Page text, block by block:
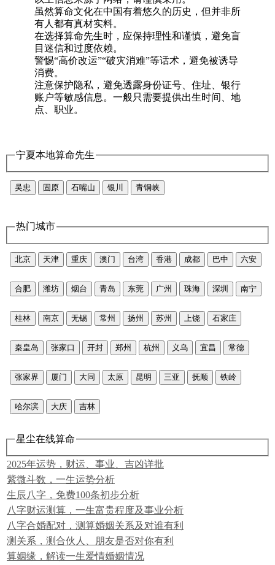
虽然算命文化在中国有着悠久的历史，但并非所
有人都有真材实料。
在选择算命先生时，应保持理性和谨慎，避免盲
目迷信和过度依赖。
警惕“高价改运”“破灾消难”等话术，避免被诱导
消费。
注意保护隐私，避免透露身份证号、住址、银行
账户等敏感信息。一般只需要提供出生时间、地
点、职业。
宁夏本地算命先生
吴忠 固原 石嘴山 银川 青铜峡
热门城市
北京 天津 重庆 澳门 台湾 香港 成都 巴中 六安
合肥 潍坊 烟台 青岛 东莞 广州 珠海 深圳 南宁
桂林 南京 无锡 常州 扬州 苏州 上饶 石家庄
秦皇岛 张家口 开封 郑州 杭州 义乌 宜昌 常德
张家界 厦门 大同 太原 昆明 三亚 抚顺 铁岭
哈尔滨 大庆 吉林
星尘在线算命
2025年运势，财运、事业、吉凶详批
紫微斗数，一生运势分析
生辰八字，免费100条初步分析
八字财运测算，一生富贵程度及事业分析
八字合婚配对，测算婚姻关系及对谁有利
测关系，测合伙人、朋友是否对你有利
算姻缘，解读一生爱情婚姻情况